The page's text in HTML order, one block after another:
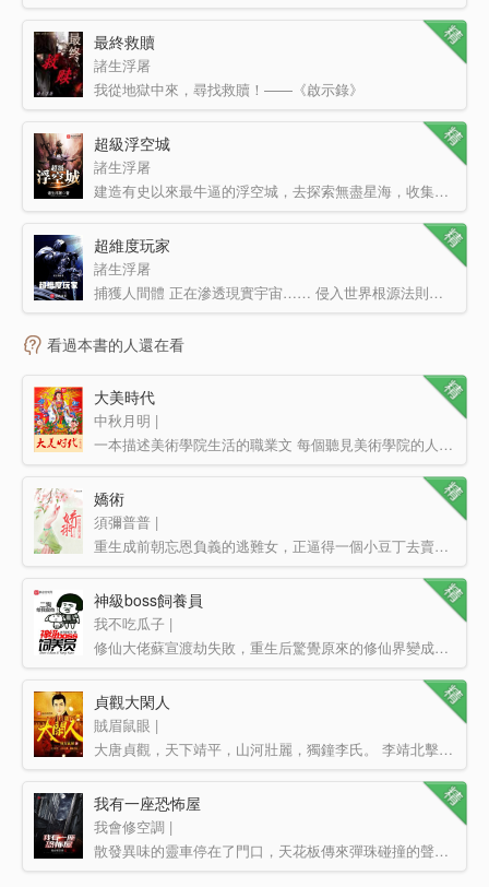
最終救贖
諸生浮屠
我從地獄中來，尋找救贖！——《啟示錄》
我覺得應該是一個好人變壞，然后又重…
超級浮空城
諸生浮屠
建造有史以來最牛逼的浮空城，去探索無盡星海，收集各類可愛的魔物娘女仆。 PS：簡介都不許我文青一下…
超維度玩家
諸生浮屠
捕獲人間體 正在滲透現實宇宙…… 侵入世界根源法則！……偵測高緯度生命體！……未發現其他維度生命…
看過本書的人還在看
大美時代
中秋月明 |
一本描述美術學院生活的職業文 每個聽見美術學院的人，都會會心一笑，露出那種你懂的表情。 沒錯，美…
嬌術
須彌普普 |
重生成前朝忘恩負義的逃難女，正逼得一個小豆丁去賣身為仆。季清菱看著小豆丁身契上的名字，眼淚都要流下來…
神級boss飼養員
我不吃瓜子 |
修仙大佬蘇宣渡劫失敗，重生后驚覺原來的修仙界變成了一款虛擬游戲。蘇宣以玩家的身份回去，機緣巧合卻成了…
貞觀大閑人
賊眉鼠眼 |
大唐貞觀，天下靖平，山河壯麗，獨鐘李氏。 李靖北擊突厥，太宗東征高麗，兵鋒之盛，威服四海。待從頭…
我有一座恐怖屋
我會修空調 |
散發異味的靈車停在了門口，天花板傳來彈珠碰撞的聲音，走廊里有人來回踱步，隔壁房間好像在切割什么東西。…